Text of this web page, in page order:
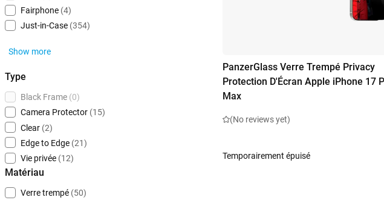
Fairphone (4)
Just-in-Case (354)
Show more
Type
Black Frame (0)
Camera Protector (15)
Clear (2)
Edge to Edge (21)
Vie privée (12)
Matériau
Verre trempé (50)
PanzerGlass Verre Trempé Privacy
Protection D'Écran Apple iPhone 17
Max
(No reviews yet)
Temporairement épuisé